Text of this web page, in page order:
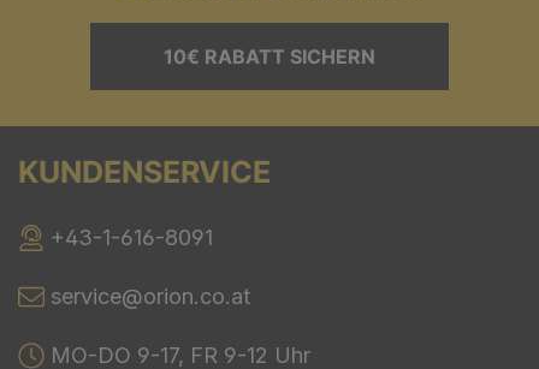
10€ RABATT SICHERN
KUNDENSERVICE
+43-1-616-8091
service@orion.co.at
MO-DO 9-17, FR 9-12 Uhr